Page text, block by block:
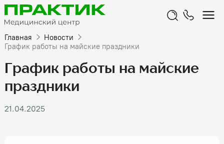
Главная
Новости
График работы на майские праздники
График работы на майские
праздники
21.04.2025